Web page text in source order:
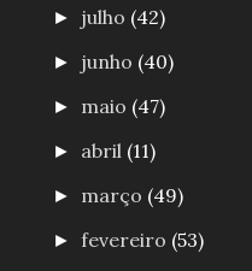
► julho (42)
► junho (40)
► maio (47)
► abril (11)
► março (49)
►fevereiro (53)